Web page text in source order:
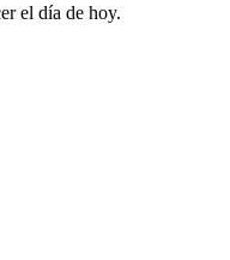
el día de hoy.